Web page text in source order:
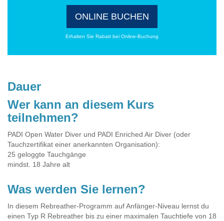
ONLINE BUCHEN
Erhalten Sie Rabatt bei Online-Buchung
Dauer
Wer kann an diesem Kurs
teilnehmen?
PADI Open Water Diver und PADI Enriched Air Diver (oder
Tauchzertifikat einer anerkannten Organisation):
25 geloggte Tauchgänge
mindst. 18 Jahre alt
Was werden Sie lernen?
In diesem Rebreather-Programm auf Anfänger-Niveau lernst du
einen Typ R Rebreather bis zu einer maximalen Tauchtiefe von 18